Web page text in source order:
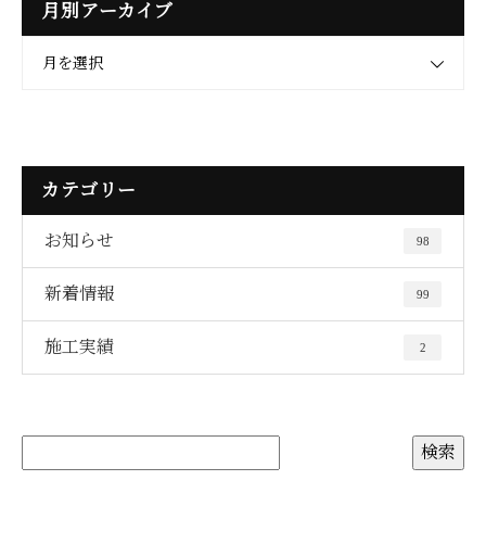
月別アーカイブ
月を選択
カテゴリー
お知らせ 98
新着情報 99
施工実績 2